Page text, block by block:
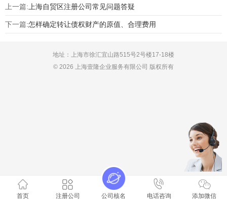
上一篇: 上海自贸区注册公司常见问题答疑
下一篇:怎样确定转让债权财产的原值、合理费用
地址：上海市徐汇宜山路515号2号楼17-18楼
© 2026 上海壹隆企业服务有限公司 版权所有
首页 注册公司 公司核名 电话咨询 添加微信